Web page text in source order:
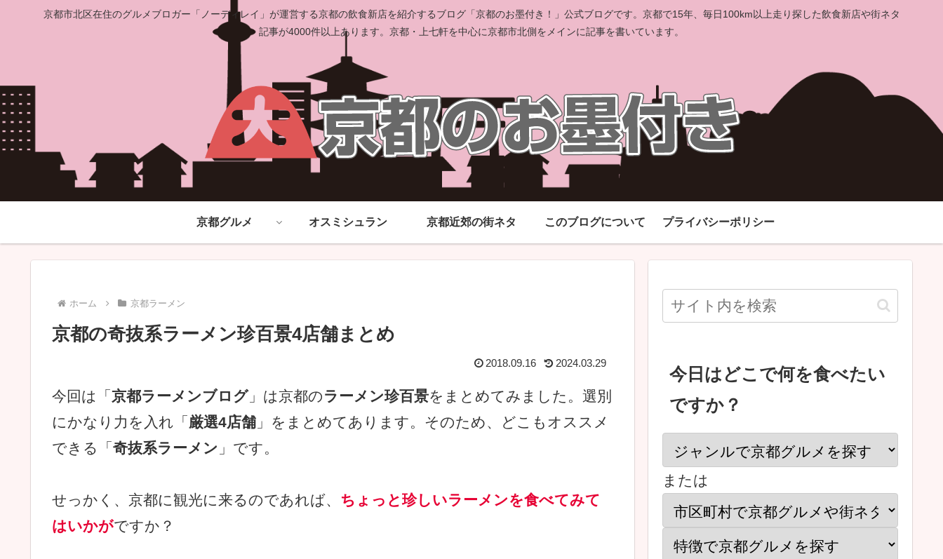
京都市北区在住のグルメブロガー「ノーディレイ」が運営する京都の飲食新店を紹介するブログ「京都のお墨付き！」公式ブログです。京都で15年、毎日100km以上走り探した飲食新店や街ネタ
記事が4000件以上あります。京都・上七軒を中心に京都市北側をメインに記事を書いています。
京都グルメ オスミシュラン 京都近郊の街ネタ このブログについて プライバシーポリシー
ホーム 京都ラーメン
京都の奇抜系ラーメン珍百景4店舗まとめ
2018.09.16 2024.03.29
今回は「 京都ラーメンブログ」は京都のラーメン珍百景をまとめてみました。選別
にかなり力を入れ「 厳選4店舗 」をまとめてあります。そのため、どこもオススメ
できる「 奇抜系ラーメン 」です。
せっかく、京都に観光に来るのであれば、 ちょっと珍しいラーメンを食べてみて
はいかがですか？
今日はどこで何を食べたい
ですか？
または